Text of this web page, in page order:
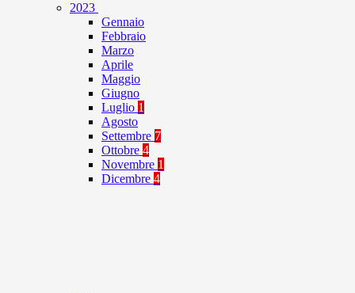
2023
Gennaio
Febbraio
Marzo
Aprile
Maggio
Giugno
Luglio 1
Agosto
Settembre 7
Ottobre 4
Novembre 1
Dicembre 4